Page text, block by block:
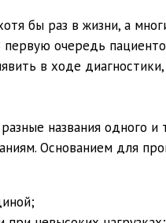
бы раз в жизни, а
очередь
в ходе
названия одного
Основанием для